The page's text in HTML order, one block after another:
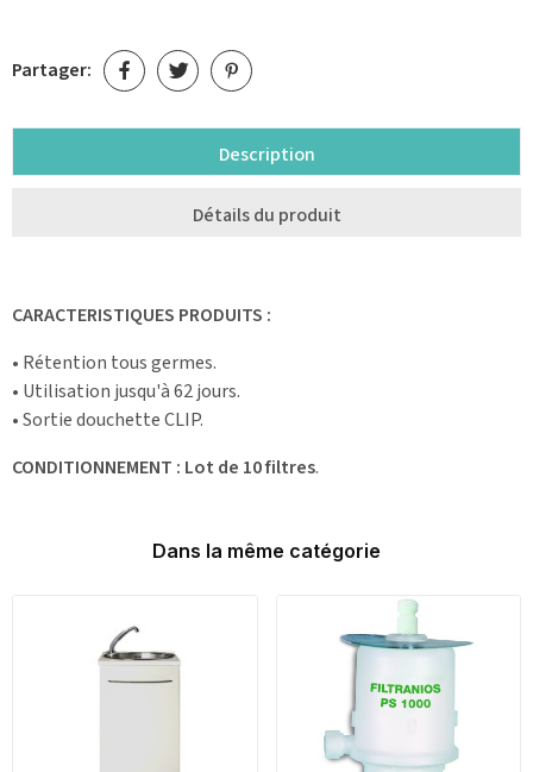
Partager:
Description
Détails du produit
CARACTERISTIQUES PRODUITS :
• Rétention tous germes.
• Utilisation jusqu'à 62 jours.
• Sortie douchette CLIP.
CONDITIONNEMENT : Lot de 10 filtres.
Dans la même catégorie